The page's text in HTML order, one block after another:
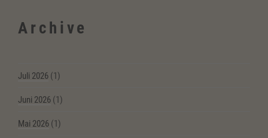
Archive
Juli 2026 (1)
Juni 2026 (1)
Mai 2026 (1)